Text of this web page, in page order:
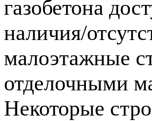
газобетона
наличия/
малоэтажные
отделочными
Некоторые